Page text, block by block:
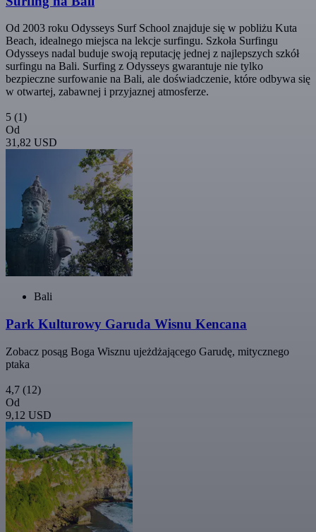
Od 2003 roku Odysseys Surf School znajduje się w pobliżu Kuta
Beach, idealnego miejsca na lekcje surfingu. Szkoła Surfingu
Odysseys nadal buduje swoją reputację jednej z najlepszych szkół
surfingu na Bali. Surfing z Odysseys gwarantuje nie tylko
bezpieczne surfowanie na Bali, ale doświadczenie, które odbywa się
w otwartej, zabawnej i przyjaznej atmosferze.
5 (1)
Od
31,82 USD
Bali
Park Kulturowy Garuda Wisnu Kencana
Zobacz posąg Boga Wisznu ujeżdżającego Garudę, mitycznego
ptaka
4,7 (12)
Od
9,12 USD